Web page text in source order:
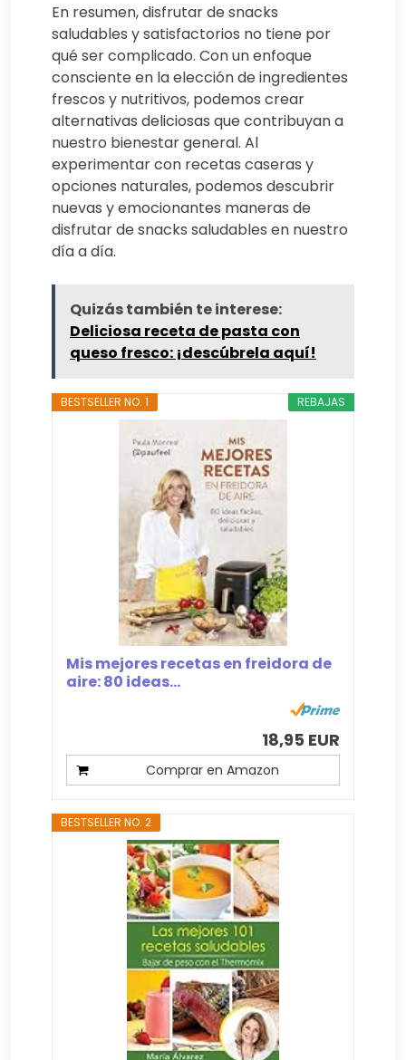
En resumen, disfrutar de snacks
saludables y satisfactorios no tiene por
qué ser complicado. Con un enfoque
consciente en la elección de ingredientes
frescos y nutritivos, podemos crear
alternativas deliciosas que contribuyan a
nuestro bienestar general. Al
experimentar con recetas caseras y
opciones naturales, podemos descubrir
nuevas y emocionantes maneras de
disfrutar de snacks saludables en nuestro
día a día.
Quizás también te interese:
Deliciosa receta de pasta con
queso fresco: ¡descúbrela aquí!
REBAJAS
BESTSELLER NO. 1
Mis mejores recetas en freidora de
aire: 80 ideas...
18,95 EUR
Comprar en Amazon
BESTSELLER NO. 2